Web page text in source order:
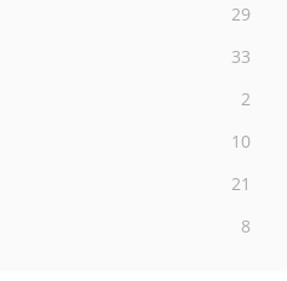
29
33
2
10
21
8